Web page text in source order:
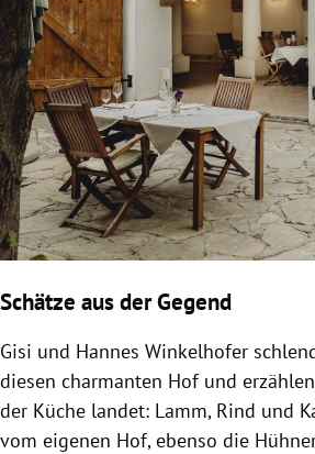
Schätze aus der Gegend
Gisi und Hannes Winkelhofer
diesen charmanten Hof und
der Küche landet: Lamm, Rind und
vom eigenen Hof, ebenso die